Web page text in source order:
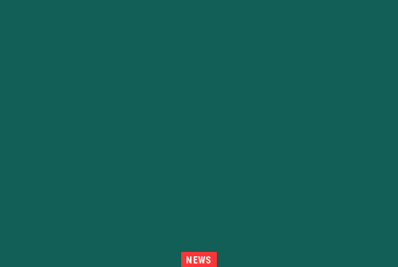
NEWS